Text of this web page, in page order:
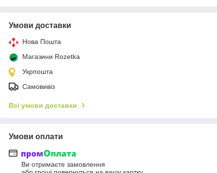
Умови доставки
Нова Пошта
Магазини Rozetka
Укрпошта
Самовивіз
Всі умови доставки
Умови оплати
Ви отримаєте замовлення